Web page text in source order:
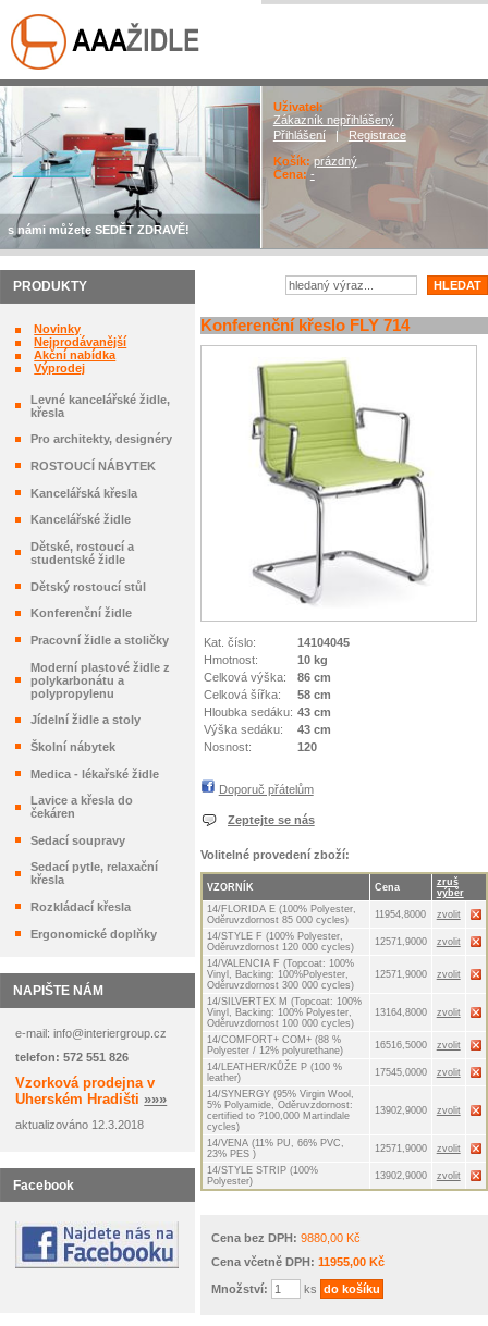
s námi můžete SEDĚT ZDRAVĚ!
Uživatel:
Zákazník nepřihlášený
Přihlášení| Registrace
Košík: prázdný
Cena: -
PRODUKTY
Novinky
Nejprodávanější
Akční nabídka
Výprodej
Levné kancelářské židle,
křesla
Pro architekty, designéry
ROSTOUCÍ NÁBYTEK
Kancelářská křesla
Kancelářské židle
Dětské, rostoucí a
studentské židle
Dětský rostoucí stůl
Konferenční židle
Pracovní židle a stoličky
Moderní plastové židle z
polykarbonátu a
polypropylenu
Jídelní židle a stoly
Školní nábytek
Medica - lékařské židle
Lavice a křesla do
čekáren
Sedací soupravy
Sedací pytle, relaxační
křesla
Rozkládací křesla
Ergonomické doplňky
NAPIŠTE NÁM
e-mail: info@interiergroup.cz
telefon: 572 551 826
Vzorková prodejna v
Uherském Hradišti »»»
aktualizováno 12.3.2018
Facebook
Konferenční křeslo FLY 714
Kat. číslo:
14104045
Hmotnost:
10 kg
Celková výška:
86 cm
Celková šířka:
58 cm
Hloubka sedáku: 43 cm
Výška sedáku:
43 cm
Nosnost:
120
Doporuč přátelům
Zeptejte se nás
Volitelné provedení zboží:
VZORNÍK Cena
zruš
výběr
14/FLORIDA E (100% Polyester,
Oděruvzdornost 85 000 cycles)
11954,8000
zvolit
14/STYLE F (100% Polyester,
Oděruvzdornost 120 000 cycles)
12571,9000
zvolit
14/VALENCIA F (Topcoat: 100%
Vinyl, Backing: 100%Polyester,
Oděruvzdornost 300 000 cycles)
12571,9000 zvolit
14/SILVERTEX M (Topcoat: 100%
Vinyl, Backing: 100% Polyester,
Oděruvzdornost 100 000 cycles)
13164,8000 zvolit
14/COMFORT+ COM+ (88 %
Polyester / 12% polyurethane)
16516,5000
zvolit
14/LEATHER/KŮŽE P (100 %
leather)
17545,0000
zvolit
14/SYNERGY (95% Virgin Wool,
5% Polyamide, Oděruvzdornost:
certified to ?100,000 Martindale
cycles)
13902,9000 zvolit
14/VENA (11% PU, 66% PVC,
23% PES )
12571,9000
zvolit
14/STYLE STRIP (100%
Polyester)
13902,9000 zvolit
Cena bez DPH: 9880,00 Kč
Cena včetně DPH: 11955,00 Kč
Množství: ks